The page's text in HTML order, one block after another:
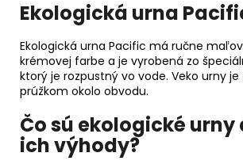
Ekologická urna
Ekologická urna Pacific má ručne
krémovej farbe a je vyrobená zo
ktorý je rozpustný vo vode. Veko urny
prúžkom okolo obvodu.
Čo sú ekologické urny
ich výhody?